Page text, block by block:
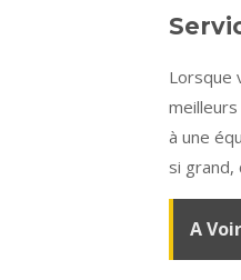
Lorsque
à une
si
A Voir